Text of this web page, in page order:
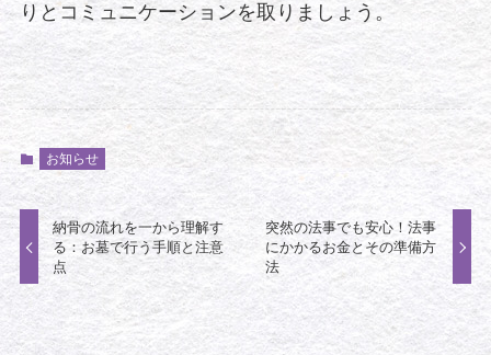
りとコミュニケーションを取りましょう。
お知らせ
納骨の流れを一から理解す
る：お墓で行う手順と注意
点
突然の法事でも安心！法事
にかかるお金とその準備方
法